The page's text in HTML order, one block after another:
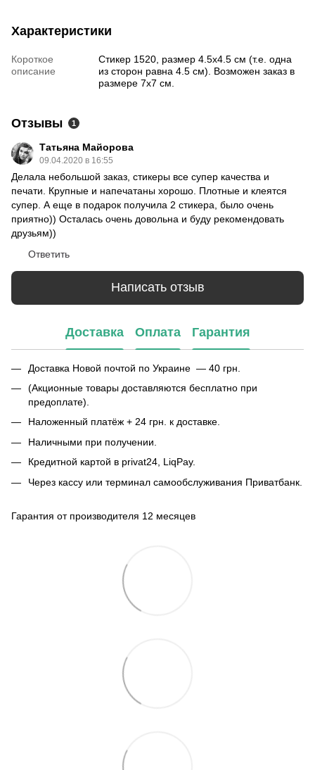
Характеристики
Короткое
описание
Стикер 1520, размер 4.5х4.5 см (т.е. одна
из сторон равна 4.5 см). Возможен заказ в
размере 7х7 см.
Отзывы 1
Татьяна Майорова
09.04.2020 в 16:55
Делала небольшой заказ, стикеры все супер качества и
печати. Крупные и напечатаны хорошо. Плотные и клеятся
супер. А еще в подарок получила 2 стикера, было очень
приятно)) Осталась очень довольна и буду рекомендовать
друзьям))
Ответить
Написать отзыв
Доставка Оплата Гарантия
Доставка Новой почтой по Украине — 40 грн.
(Акционные товары доставляются бесплатно при
предоплате).
Наложенный платёж + 24 грн. к доставке.
Наличными при получении.
Кредитной картой в privat24, LiqPay.
Через кассу или терминал самообслуживания Приватбанк.
Гарантия от производителя 12 месяцев